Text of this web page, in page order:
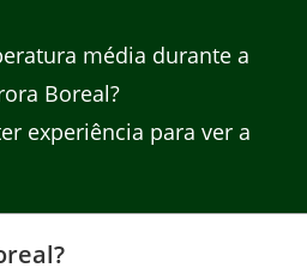
média durante a
Boreal?
experiência para ver a